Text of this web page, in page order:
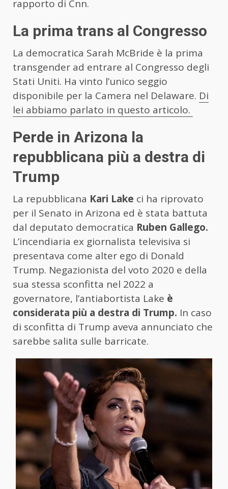
rapporto di Cnn.
La prima trans al Congresso
La democratica Sarah McBride è la prima
transgender ad entrare al Congresso degli
Stati Uniti. Ha vinto l’unico seggio
disponibile per la Camera nel Delaware. Di
lei abbiamo parlato in questo articolo.
Perde in Arizona la
repubblicana più a destra di
Trump
La repubblicana Kari Lake ci ha riprovato
per il Senato in Arizona ed è stata battuta
dal deputato democratica Ruben Gallego.
L’incendiaria ex giornalista televisiva si
presentava come alter ego di Donald
Trump. Negazionista del voto 2020 e della
sua stessa sconfitta nel 2022 a
governatore, l’antiabortista Lake è
considerata più a destra di Trump. In caso
di sconfitta di Trump aveva annunciato che
sarebbe salita sulle barricate.